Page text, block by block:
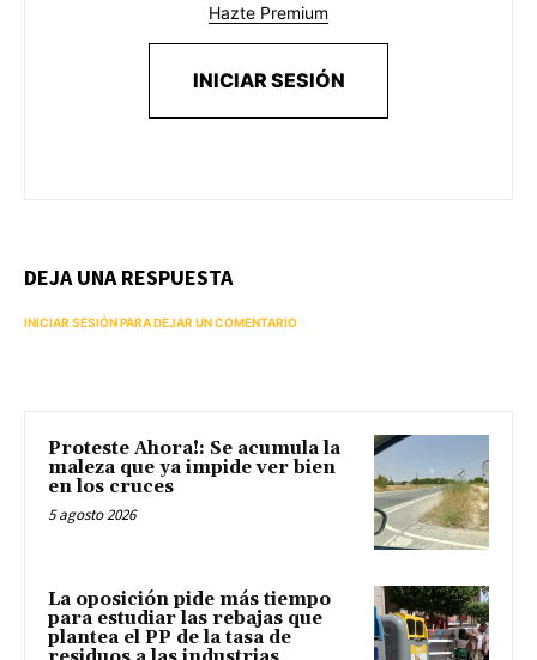
Hazte Premium
INICIAR SESIÓN
DEJA UNA RESPUESTA
INICIAR SESIÓN PARA DEJAR UN COMENTARIO
Proteste Ahora!: Se acumula la
maleza que ya impide ver bien
en los cruces
5 agosto 2026
La oposición pide más tiempo
para estudiar las rebajas que
plantea el PP de la tasa de